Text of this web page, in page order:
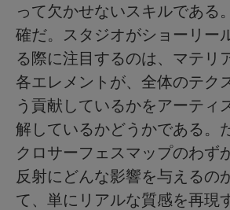
って欠かせないスキルである
確だ。スタジオがショーリー
る際に注目するのは、マテリ
各エレメントが、全体のテク
う貢献しているかをアーティ
解しているかどうかである。
クロサーフェスマップのわず
反射にどんな影響を与えるの
て、単にリアルな質感を再現